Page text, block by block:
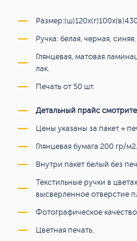
Ручка: белая, черная,
Глянцевая, матовая
лак.
Печать от 50 шт.
Детальный прайс
Цены указаны за пакет +
Глянцевая бумага 200 гр/м2.
Внутри пакет белый без
Текстильные ручки в
высверленное отверстие
Фотографическое
Цветная печать.